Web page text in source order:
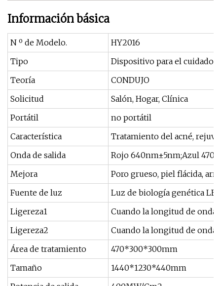
Información básica
N º de Modelo.
HY2016
Tipo
Dispositivo para el cuidado
Teoría
CONDUJO
Solicitud
Salón, Hogar, Clínica
Portátil
no portátil
Característica
Tratamiento del acné,
Onda de salida
Rojo 640nm±5nm;Azul
Mejora
Poro grueso, piel flácida,
Fuente de luz
Luz de biología genética
Ligereza1
Cuando la longitud de onda
Ligereza2
Cuando la longitud de onda
Área de tratamiento
470*300*300mm
Tamaño
1440*1230*440mm